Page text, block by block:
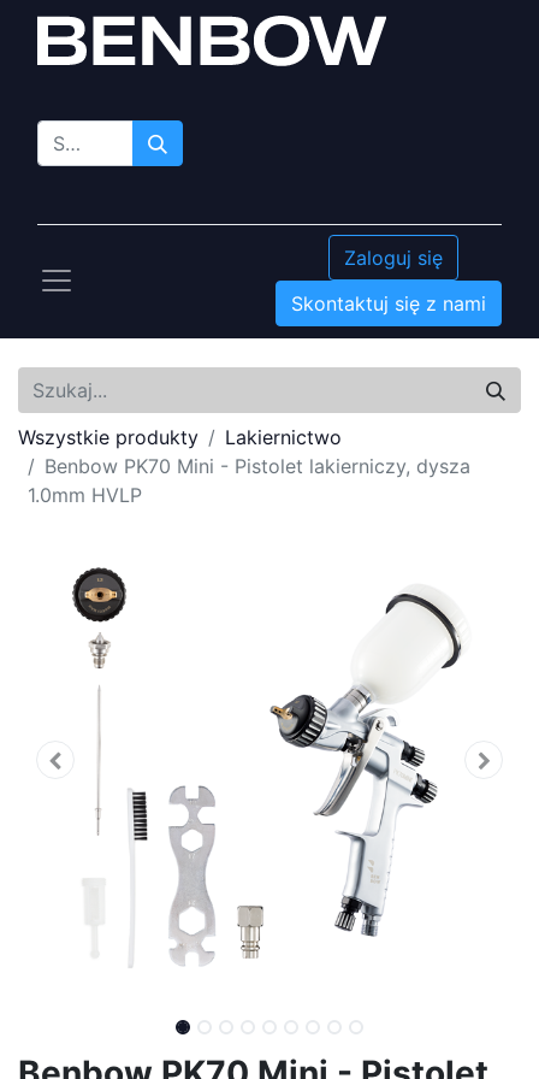
Zaloguj się
Skontaktuj się z nami
Wszystkie produkty
Lakiernictwo
Benbow PK70 Mini - Pistolet lakierniczy, dysza
1.0mm HVLP